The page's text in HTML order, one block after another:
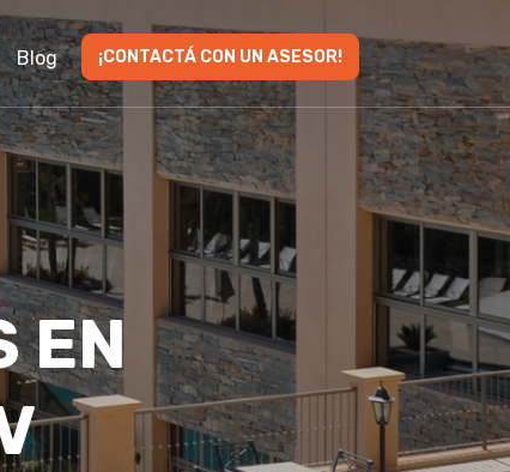
Blog ¡CONTACTÁ CON UN ASESOR!
EN